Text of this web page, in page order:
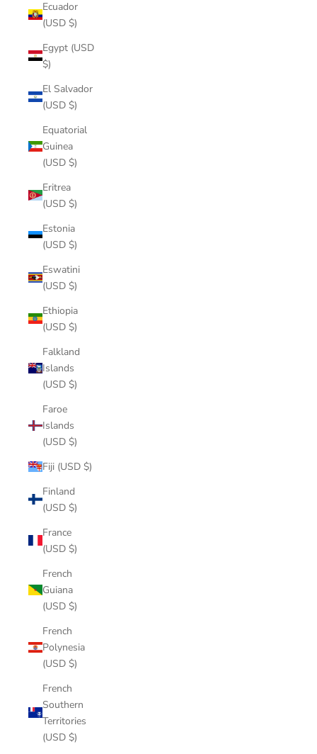
Ecuador
(USD $)
Egypt (USD
$)
El Salvador
(USD $)
Equatorial
Guinea
(USD $)
Eritrea
(USD $)
Estonia
(USD $)
Eswatini
(USD $)
Ethiopia
(USD $)
Falkland
Islands
(USD $)
Faroe
Islands
(USD $)
Fiji (USD $)
Finland
(USD $)
France
(USD $)
French
Guiana
(USD $)
French
Polynesia
(USD $)
French
Southern
Territories
(USD $)